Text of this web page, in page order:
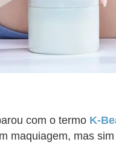
com o termo K-
maquiagem, mas